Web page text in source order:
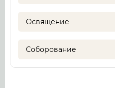
Освящение
Соборование